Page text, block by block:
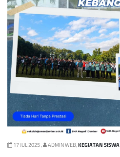
17 JUL 2025 , ADMIN WEB,KEGIATAN SISWA